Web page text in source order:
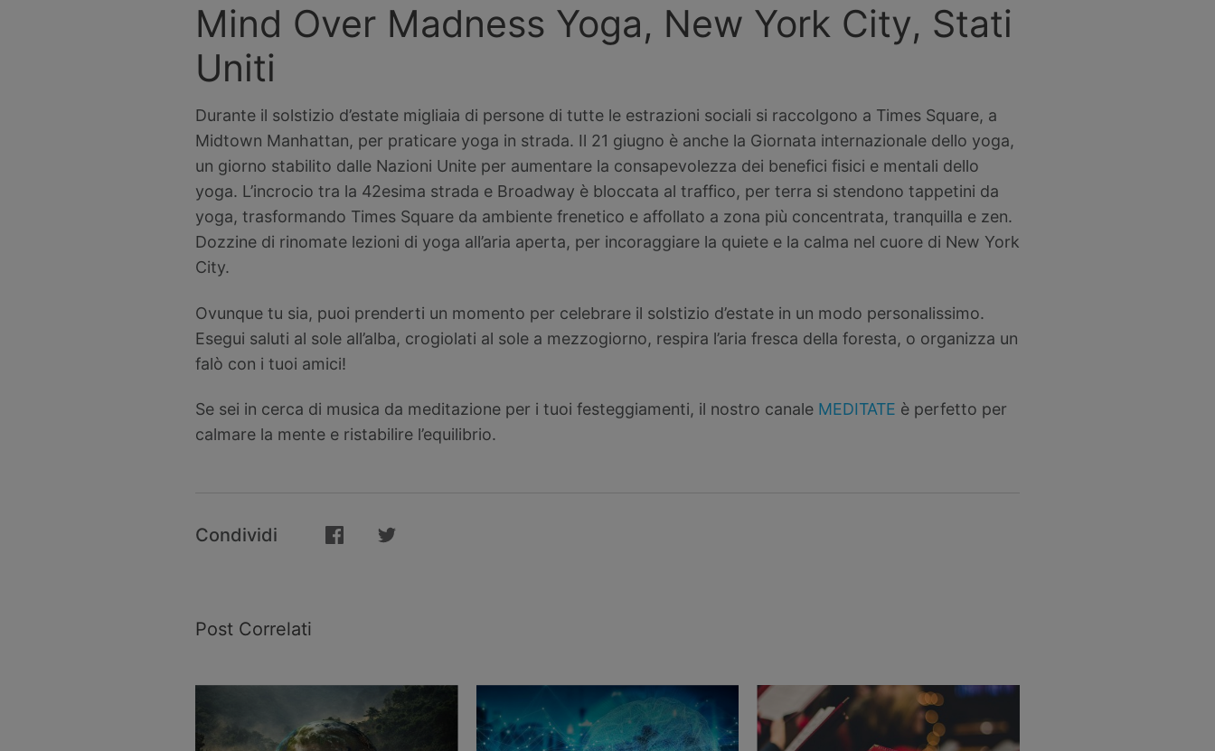
Mind Over Madness Yoga, New York City, Stati
Uniti
Durante il solstizio d’estate migliaia di persone di tutte le estrazioni sociali si raccolgono a Times Square, a
Midtown Manhattan, per praticare yoga in strada. Il 21 giugno è anche la Giornata internazionale dello yoga,
un giorno stabilito dalle Nazioni Unite per aumentare la consapevolezza dei benefici fisici e mentali dello
yoga. L’incrocio tra la 42esima strada e Broadway è bloccata al traffico, per terra si stendono tappetini da
yoga, trasformando Times Square da ambiente frenetico e affollato a zona più concentrata, tranquilla e zen.
Dozzine di rinomate lezioni di yoga all’aria aperta, per incoraggiare la quiete e la calma nel cuore di New York
City.
Ovunque tu sia, puoi prenderti un momento per celebrare il solstizio d’estate in un modo personalissimo.
Esegui saluti al sole all’alba, crogiolati al sole a mezzogiorno, respira l’aria fresca della foresta, o organizza un
falò con i tuoi amici!
Se sei in cerca di musica da meditazione per i tuoi festeggiamenti, il nostro canale MEDITATE è perfetto per
calmare la mente e ristabilire l’equilibrio.
Condividi
Post Correlati